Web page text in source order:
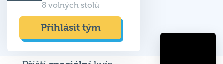
8 volných stolů
Přihlásit tým